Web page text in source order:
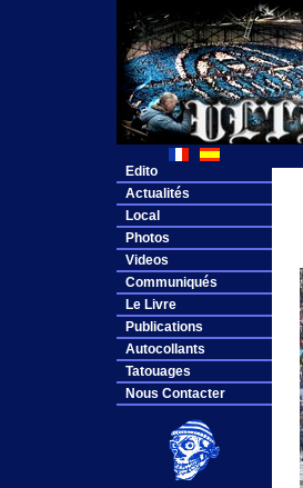
Edito
Actualités
Local
Photos
Videos
Communiqués
Le Livre
Publications
Autocollants
Tatouages
Nous Contacter